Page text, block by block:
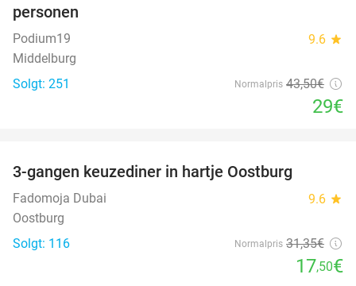
personen
Podium19 9.6 star
Middelburg
Solgt: 251
Normalpris 43,50€
29€
3-gangen keuzediner in hartje Oostburg
Fadomoja Dubai 9.6 star
Oostburg
Solgt: 116
Normalpris 31,35€
17,50€